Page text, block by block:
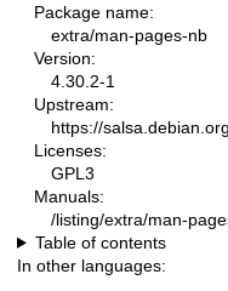
Package name:
extra/man-pages-nb
Version:
4.30.2-1
Upstream:
https://
Licenses:
GPL3
Manuals:
/listing/extra/man-
Table of contents
In other languages: